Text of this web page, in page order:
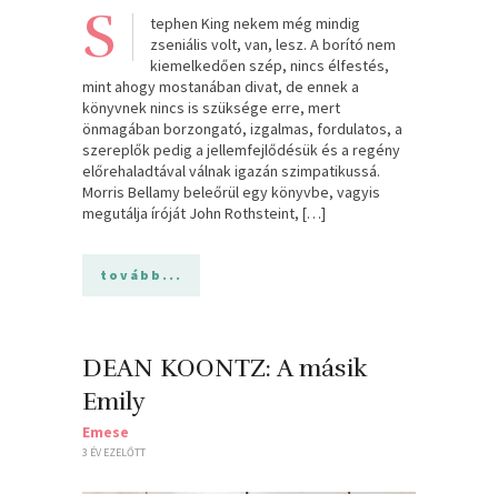
S
tephen King nekem még mindig
zseniális volt, van, lesz. A borító nem
kiemelkedően szép, nincs élfestés,
mint ahogy mostanában divat, de ennek a
könyvnek nincs is szüksége erre, mert
önmagában borzongató, izgalmas, fordulatos, a
szereplők pedig a jellemfejlődésük és a regény
előrehaladtával válnak igazán szimpatikussá.
Morris Bellamy beleőrül egy könyvbe, vagyis
megutálja íróját John Rothsteint, […]
tovább...
DEAN KOONTZ: A másik
Emily
Emese
3 ÉV EZELŐTT